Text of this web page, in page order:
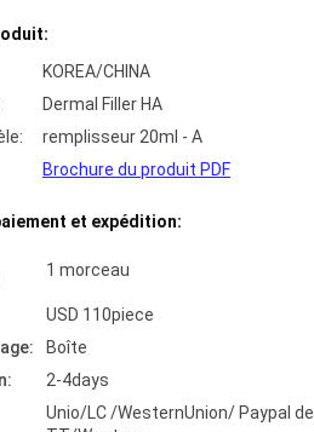
KOREA/CHINA
Dermal Filler HA
remplisseur 20ml - A
Brochure du produit PDF
et expédition:
1 morceau
USD 110piece
Boîte
2-4days
Unio/LC /WesternUnion/ Paypal de